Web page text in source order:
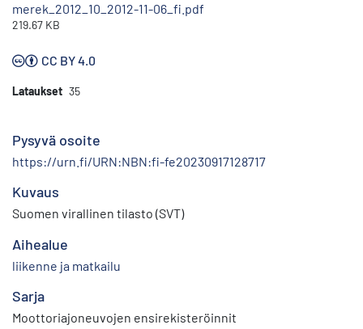
merek_2012_10_2012-11-06_fi.pdf
219.67 KB
CC BY 4.0
Lataukset 35
Pysyvä osoite
https://urn.fi/URN:NBN:fi-fe20230917128717
Kuvaus
Suomen virallinen tilasto (SVT)
Aihealue
liikenne ja matkailu
Sarja
Moottoriajoneuvojen ensirekisteröinnit